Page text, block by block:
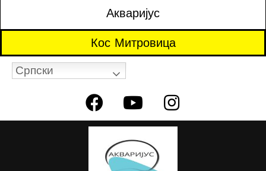
Акваријус
Кос Митровица
Српски